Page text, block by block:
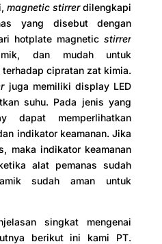
magnetic stirrerdilengkapi
yang disebut dengan
hotplate magneticstirrer
dan mudah untuk
cipratan zat kimia.
juga memiliki display LED
suhu. Pada jenis yang
dapat memperlihatkan
indikator keamanan. Jika
maka indikator keamanan
alat pemanas sudah
sudah aman untuk
singkat mengenai
berikut ini kami PT.